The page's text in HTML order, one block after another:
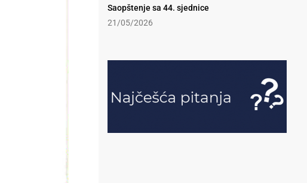
Saopštenje sa 44. sjednice
21/05/2026